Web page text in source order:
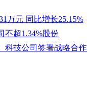
万元 同比增长25.15%
不超1.34%股份
科技公司签署战略合作